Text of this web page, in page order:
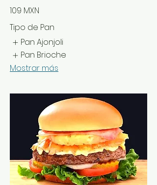
109 MXN
Tipo de Pan
Pan Ajonjoli
Pan Brioche
Mostrar más